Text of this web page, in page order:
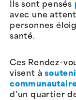
Ils sont pensés
avec une
personnes
santé.
Ces Rendez-
visent à
d’un quartier